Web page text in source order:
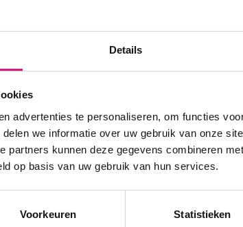
Details
advertenties te personaliseren, om functies
we informatie over uw gebruik van onze
partners kunnen deze gegevens combineren
op basis van uw gebruik van hun services.
Voorkeuren Statistieken
› Scholenmarkt Groningen.